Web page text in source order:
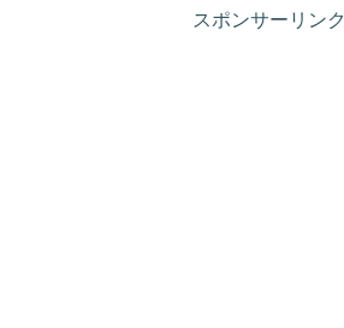
スポンサーリンク